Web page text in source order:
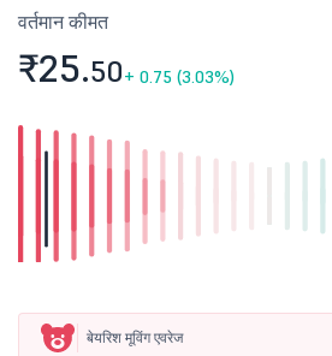
वर्तमान कीमत
₹25.50+ 0.75 (3.03%)
बेयरिश मूविंग एवरेज